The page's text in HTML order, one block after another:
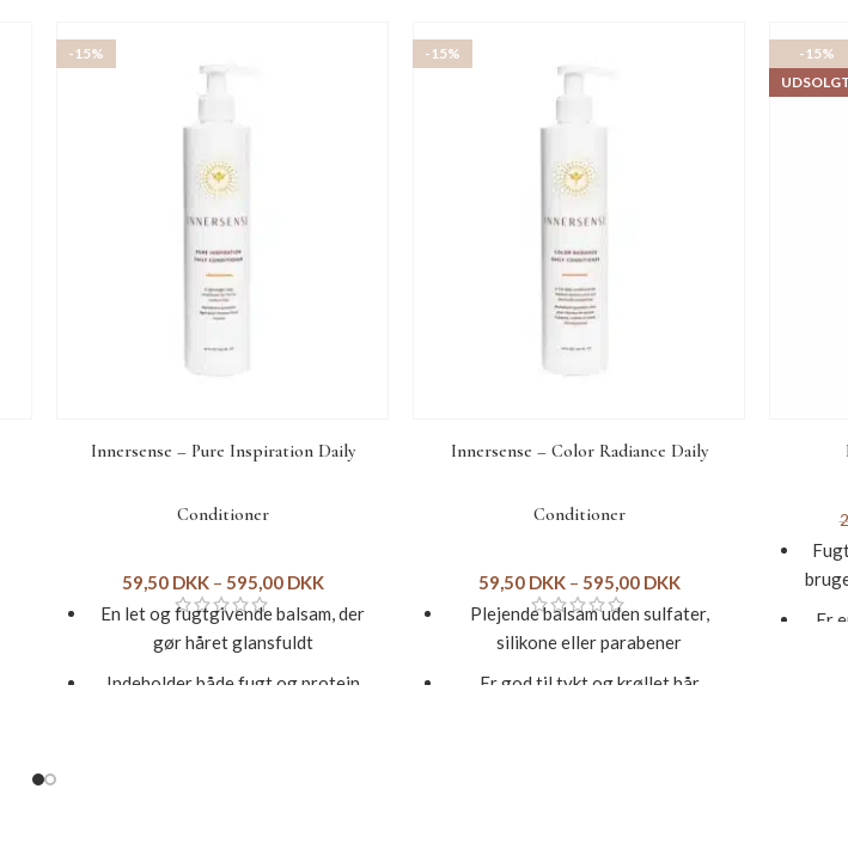
-15%
Innersense – Pure Inspiration Daily
Conditioner
59,50 DKK – 595,00 DKK
En let og fugtgivende balsam, der
gør håret glansfuldt
Indeholder både fugt og protein
-15%
Innersense – Color Radiance Daily
Conditioner
59,50 DKK – 595,00 DKK
Plejende balsam uden sulfater,
silikone eller parabener
Er god til tykt og krøllet hår
-15%
Er